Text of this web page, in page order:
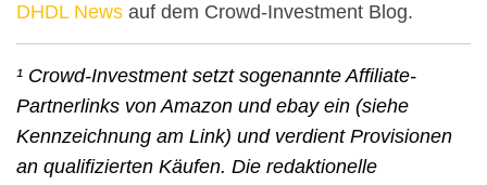
DHDL News auf dem Crowd-Investment Blog.
¹ Crowd-Investment setzt sogenannte Affiliate-
Partnerlinks von Amazon und ebay ein (siehe
Kennzeichnung am Link) und verdient Provisionen
an qualifizierten Käufen. Die redaktionelle